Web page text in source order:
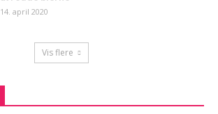
14. april 2020
Vis flere